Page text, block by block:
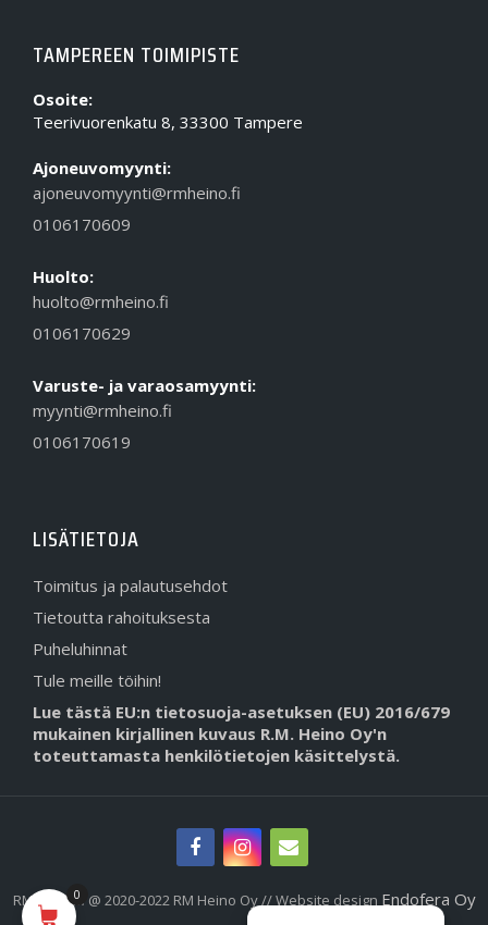
TAMPEREEN TOIMIPISTE
Osoite:
Teerivuorenkatu 8, 33300 Tampere
Ajoneuvomyynti:
ajoneuvomyynti@rmheino.fi
0106170609
Huolto:
huolto@rmheino.fi
0106170629
Varuste- ja varaosamyynti:
myynti@rmheino.fi
0106170619
LISÄTIETOJA
Toimitus ja palautusehdot
Tietoutta rahoituksesta
Puheluhinnat
Tule meille töihin!
Lue tästä EU:n tietosuoja-asetuksen (EU) 2016/679
mukainen kirjallinen kuvaus R.M. Heino Oy'n
toteuttamasta henkilötietojen käsittelystä.
RMHeino.fi @ 2020-2022 RM Heino Oy // Website design Endofera Oy
0